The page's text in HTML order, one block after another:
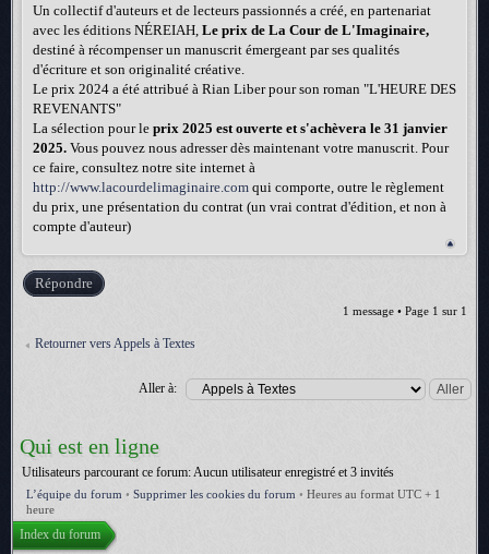
Un collectif d'auteurs et de lecteurs passionnés a créé, en partenariat
avec les éditions NÉREIAH, Le prix de La Cour de L'Imaginaire,
destiné à récompenser un manuscrit émergeant par ses qualités
d'écriture et son originalité créative.
Le prix 2024 a été attribué à Rian Liber pour son roman "L'HEURE DES
REVENANTS"
La sélection pour le prix 2025 est ouverte et s'achèvera le 31 janvier
2025. Vous pouvez nous adresser dès maintenant votre manuscrit. Pour
ce faire, consultez notre site internet à
http://www.lacourdelimaginaire.com qui comporte, outre le règlement
du prix, une présentation du contrat (un vrai contrat d'édition, et non à
compte d'auteur)
Répondre
1 message • Page 1 sur 1
Retourner vers Appels à Textes
Aller à:
Qui est en ligne
Utilisateurs parcourant ce forum: Aucun utilisateur enregistré et 3 invités
L’équipe du forum • Supprimer les cookies du forum • Heures au format UTC + 1
heure
Index du forum